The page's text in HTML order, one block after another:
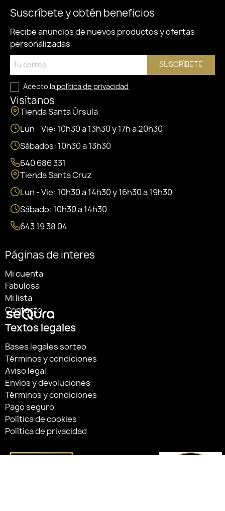
Suscríbete y obtén beneficios
Recibe anuncios de nuevos productos y ofertas
personalizadas
SUSCRÍBETE
Acepto la política de privacidad
Visítanos
Tienda Santa Úrsula
Lun - Vie: 10h30 a 13h30 y 17h a 20h30
Sábados: 10h30 a 13h30
640 686 331
Tienda Santa Cruz
Lun - Vie: 10h30 a 14h30 y 16h30 a 19h30
Sábado: 10h30 a 14h30
643 19 38 04
Páginas de interes
Mi cuenta
Fabulosa
Mi lista
Contacto
Textos legales
Bases legales sorteo
Términos y condiciones
Aviso legal
Envíos y devoluciones
Términos y condiciones
Pago seguro
Política de cookies
Política de privacidad